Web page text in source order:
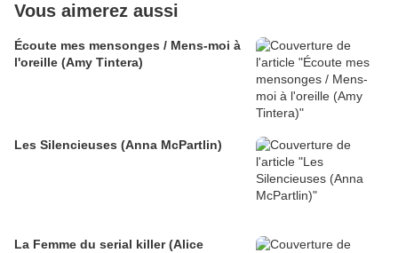
Vous aimerez aussi
Écoute mes mensonges / Mens-moi à
l'oreille (Amy Tintera)
Les Silencieuses (Anna McPartlin)
La Femme du serial killer (Alice